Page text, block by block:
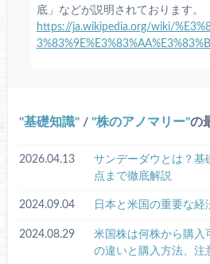
底」などが説明されております。
https://ja.wikipedia.org/wiki/
基礎知識 / 株のアノマリー の
2026.04.13
サンデーダウとは？基
点まで徹底解説
2024.09.04 日本と米国の重要な
2024.08.29
米国株は何株から購入
の違いと購入方法、注